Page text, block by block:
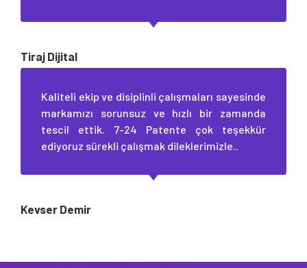
Tiraj Dijital
Kaliteli ekip ve disiplinli çalışmaları sayesinde
markamızı sorunsuz ve hızlı bir zamanda
tescil ettik. 7-24 Patente çok teşekkür
ediyoruz sürekli çalışmak dileklerimizle..
Kevser Demir